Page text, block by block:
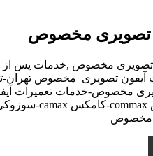
تصویری مخصوص
تصویری مخصوص ,خدمات پس
آیفون تصویری مخصوص
مخصوص-خدمات تعمیرات
مخصوص